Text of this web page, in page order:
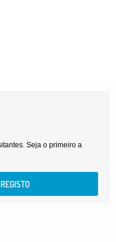
Seja o primeiro a